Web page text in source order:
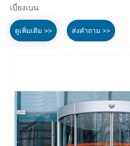
เบี่ยงเบน
ดูเพิ่มเติม >> ส่งคำถาม >>